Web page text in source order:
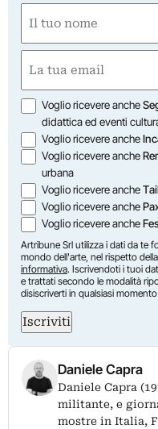
(Obbligatorio)
Nome
(Obbligatorio)
Opzioni
Voglio ricevere anche
didattica ed eventi
Voglio ricevere anche
Voglio ricevere anche
urbana
Voglio ricevere anche
Voglio ricevere anche
Voglio ricevere anche
Artribune Srl utilizza i dati da te
mondo dell'arte, nel rispetto
informativa. Iscrivendoti i tuoi
e trattati secondo le modalità
disiscriverti in qualsiasi
Iscriviti
Daniele Capra
Daniele Capra
militante, e
mostre in Italia,